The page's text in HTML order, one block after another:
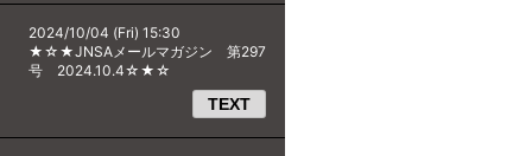
2024/10/04 (Fri) 15:30
★☆★JNSAメールマガジン 第297
号 2024.10.4☆★☆
TEXT